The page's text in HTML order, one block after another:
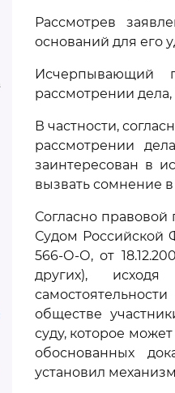
Рассмотрев
оснований для его
Исчерпывающий
рассмотрении
В частности,
рассмотрении
заинтересован в
вызвать сомнение
Согласно
Судом Российской
566-О-О, от
других),
обществе
суду, которое
обоснованных
установил